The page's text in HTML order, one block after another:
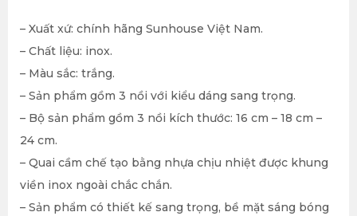
– Xuất xứ: chính hãng Sunhouse Việt Nam.
– Chất liệu: inox.
– Màu sắc: trắng.
– Sản phẩm gồm 3 nồi với kiểu dáng sang trọng.
– Bộ sản phẩm gồm 3 nồi kích thước: 16 cm – 18 cm –
24 cm.
– Quai cầm chế tạo bằng nhựa chịu nhiệt được khung
viền inox ngoài chắc chắn.
– Sản phẩm có thiết kế sang trọng, bề mặt sáng bóng